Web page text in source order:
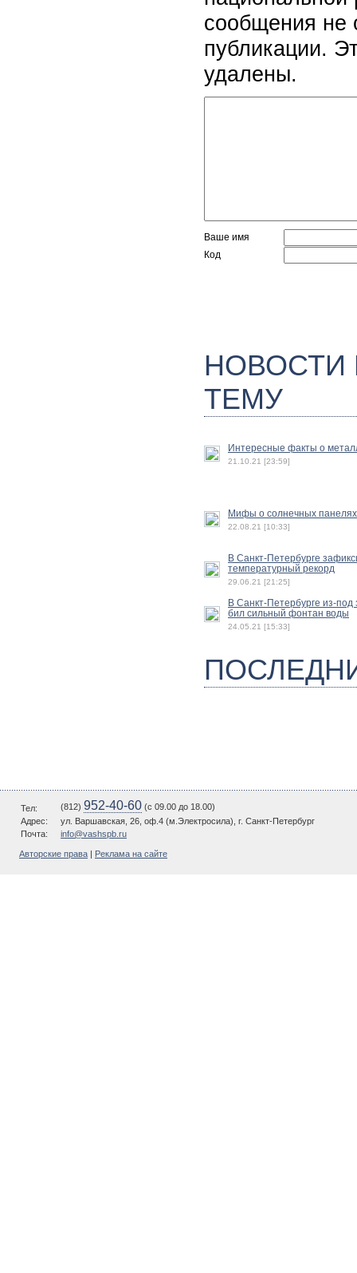
сообщения не
публикации.
удалены.
Ваше имя
Код
ТЕМУ
Интересные факты о
21.10.21 [23:59]
Мифы о солнечных панелях
22.08.21 [10:33]
В Санкт-Петербурге
температурный рекорд
29.06.21 [21:25]
В Санкт-Петербурге из-под
бил сильный фонтан воды
24.05.21 [15:33]
Тел: (812) 952-40-60 (c 09.00 до 18.00)
Адрес:
ул. Варшавская, 26, оф.4 (м.Электросила), г. Санкт-Петербург
Почта:
info@vashspb.ru
Авторские права Реклама на сайте